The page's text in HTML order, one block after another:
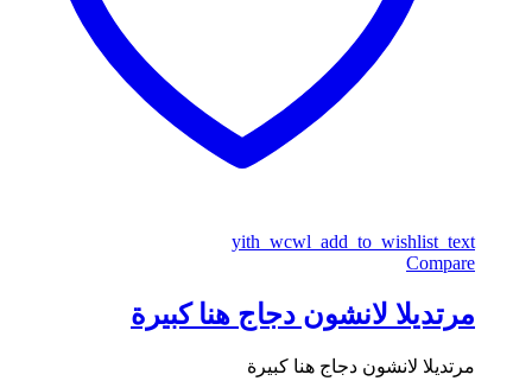
yith_wcwl_add_to_wishlist_text
Compare
مرتديلا لانشون دجاج هنا كبيرة
مرتديلا لانشون دجاج هنا كبيرة